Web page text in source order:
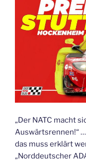
„Der NATC macht
Auswärtsrennen!“
das muss erklärt
„Norddeutscher